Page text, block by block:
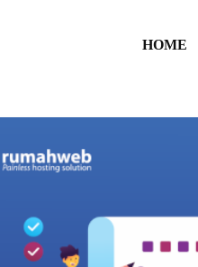
HOME